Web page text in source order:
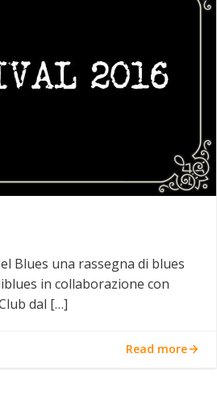
Blues una rassegna di blues
in collaborazione con
dal […]
Read more